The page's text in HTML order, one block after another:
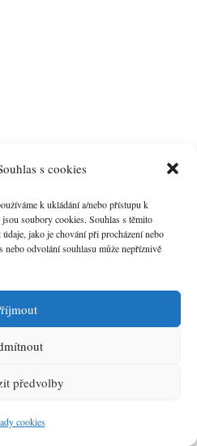
s cookies
k ukládání a/nebo přístupu k
soubory cookies. Souhlas s těmito
jako je chování při procházení nebo
odvolání souhlasu může nepříznivě
předvolby
cookies